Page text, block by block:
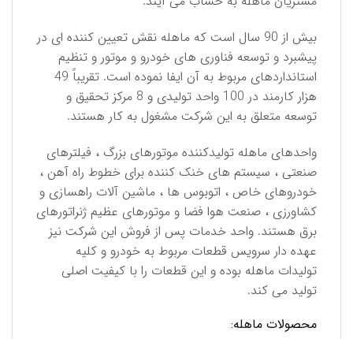
بیش از 90 سال است که ماهله نقش تعیین کننده ای در
پیشبرد و توسعه فناوری های خودرو و موتور و تنظیم
استانداردهای مربوط به آن ایفا نموده است. تقریباً 49
هزار کارمند در 100 واحد تولیدی و 8 مرکز تحقیق و
توسعه متعلق به این شرکت مشغول به کار هستند.
واحدهای ماهله تولیدکننده موتورهای بزرگ ، فیلترهای
صنعتی ، سیستم های خنک کننده برای خطوط راه آهن ،
خودروهای خاص ، اتوبوس ها ، ماشین آلات راهسازی و
کشاورزی ، صنعت هوا فضا و موتورهای عظیم ژنراتورهای
برق هستند. واحد خدمات پس از فروش این شرکت نیز
عهده دار سرویس قطعات مربوط به خودرو و کلیه
تولیدات ماهله بوده و این قطعات را با کیفیت اصلی
تولید می کند.
محصولات ماهله: